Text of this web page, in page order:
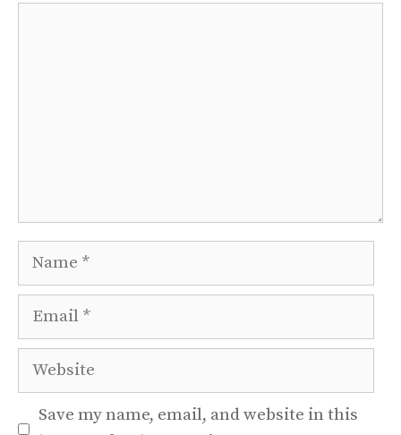
Name
Email
Website
Save my name, email, and website in this